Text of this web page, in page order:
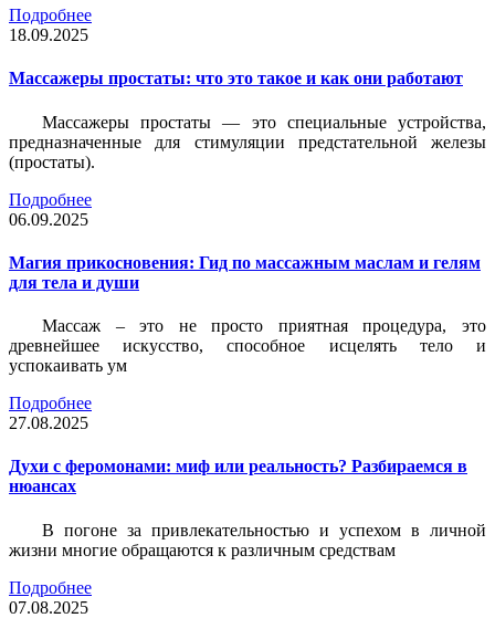
Подробнее
18.09.2025
Массажеры простаты: что это такое и как они работают
Массажеры простаты — это специальные устройства,
предназначенные для стимуляции предстательной железы
(простаты).
Подробнее
06.09.2025
Магия прикосновения: Гид по массажным маслам и гелям
для тела и души
Массаж – это не просто приятная процедура, это
древнейшее искусство, способное исцелять тело и
успокаивать ум
Подробнее
27.08.2025
Духи с феромонами: миф или реальность? Разбираемся в
нюансах
В погоне за привлекательностью и успехом в личной
жизни многие обращаются к различным средствам
Подробнее
07.08.2025